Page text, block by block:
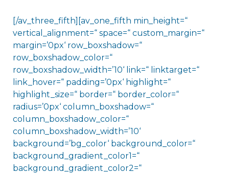
[/av_three_fifth][av_one_fifth min_height=“
vertical_alignment=“ space=“ custom_margin=“
margin=’0px‘ row_boxshadow=“
row_boxshadow_color=“
row_boxshadow_width=’10‘ link=“ linktarget=“
link_hover=“ padding=’0px‘ highlight=“
highlight_size=“ border=“ border_color=“
radius=’0px‘ column_boxshadow=“
column_boxshadow_color=“
column_boxshadow_width=’10‘
background=’bg_color‘ background_color=“
background_gradient_color1=“
background_gradient_color2=“